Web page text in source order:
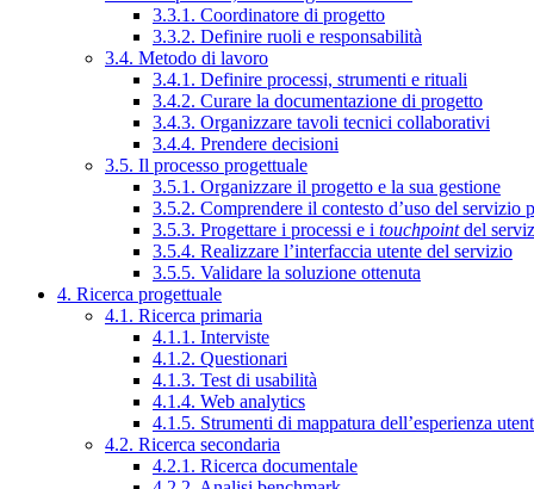
3.3.1. Coordinatore di progetto
3.3.2. Definire ruoli e responsabilità
3.4. Metodo di lavoro
3.4.1. Definire processi, strumenti e rituali
3.4.2. Curare la documentazione di progetto
3.4.3. Organizzare tavoli tecnici collaborativi
3.4.4. Prendere decisioni
3.5. Il processo progettuale
3.5.1. Organizzare il progetto e la sua gestione
3.5.2. Comprendere il contesto d’uso del servizio
3.5.3. Progettare i processi e i touchpointdel
3.5.4. Realizzare l’interfaccia utente del servizio
3.5.5. Validare la soluzione ottenuta
4. Ricerca progettuale
4.1. Ricerca primaria
4.1.1. Interviste
4.1.2. Questionari
4.1.3. Test di usabilità
4.1.4. Web analytics
4.1.5. Strumenti di mappatura dell’esperienza
4.2. Ricerca secondaria
4.2.1. Ricerca documentale